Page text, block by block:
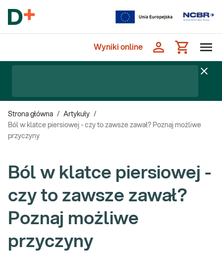
Wyniki online
Strona główna / Artykuły /
Ból w klatce piersiowej - czy to zawsze zawał? Poznaj możliwe
przyczyny
Ból w klatce piersiowej -
czy to zawsze zawał?
Poznaj możliwe
przyczyny